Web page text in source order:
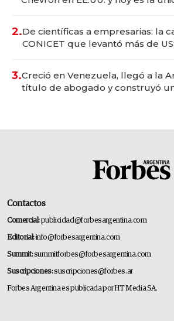
2.De científicas a empresarias: la
CONICET que levantó más de
3.Creció en Venezuela, llegó a la
título de abogado y construyó
Contactos
Comercial:publicidad@forbesargentina.com
Editorial:info@forbesargentina.com
Summit:summitforbes@forbesargentina.com
Suscripciones:suscripciones@forbes.ar
Forbes Argentina es publicada por HT Media SA.